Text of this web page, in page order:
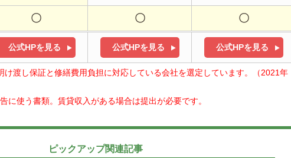
〇 〇 〇
公式HPを見る 公式HPを見る 公式HPを見る
渡し保証と修繕費用負担に対応している会社を選定しています。（2021年
に使う書類。賃貸収入がある場合は提出が必要です。
ピックアップ関連記事